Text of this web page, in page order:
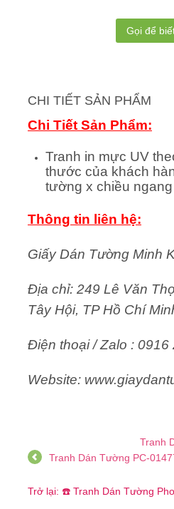
Gọi để
CHI TIẾT SẢN PHẨM
Chi Tiết Sản Phẩm:
Tranh in mực UV
thước của khách
tường x chiều
Thông tin liên hệ:
Giấy Dán Tường Minh
Địa chỉ: 249 Lê Văn
Tây Hội, TP Hồ Chí
Điện thoại / Zalo : 0916
Website:
Tranh
Tranh Dán Tường PC-
Trở lại: ☎️ Tranh Dán Tường